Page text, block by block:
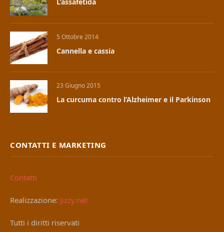
L’assafetida
5 Ottobre 2014
Cannella e cassia
23 Giugno 2015
La curcuma contro l’Alzheimer e il Parkinson
CONTATTI E MARKETING
Contatti
Realizzazione: Jizzy.net
Tutti i diritti riservati